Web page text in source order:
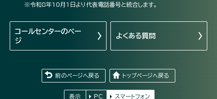
※令和8年10月1日より代表電話番号と統合します。
コールセンターのペー
ジ
よくある質問
前のページへ戻る トップページへ戻る
表示 PC スマートフォン